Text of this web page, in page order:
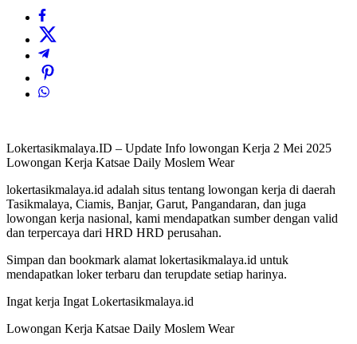
Lokertasikmalaya.ID – Update Info lowongan Kerja 2 Mei 2025
Lowongan Kerja Katsae Daily Moslem Wear
lokertasikmalaya.id adalah situs tentang lowongan kerja di daerah
Tasikmalaya, Ciamis, Banjar, Garut, Pangandaran, dan juga
lowongan kerja nasional, kami mendapatkan sumber dengan valid
dan terpercaya dari HRD HRD perusahan.
Simpan dan bookmark alamat lokertasikmalaya.id untuk
mendapatkan loker terbaru dan terupdate setiap harinya.
Ingat kerja Ingat Lokertasikmalaya.id
Lowongan Kerja Katsae Daily Moslem Wear